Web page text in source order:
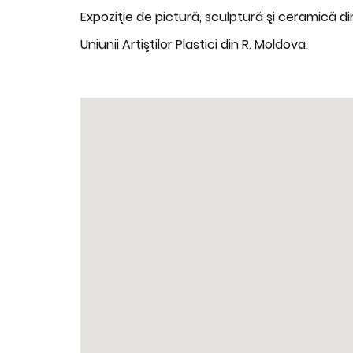
Expoziţie de pictură, sculptură şi ceramică
Uniunii Artiştilor Plastici din R. Moldova.